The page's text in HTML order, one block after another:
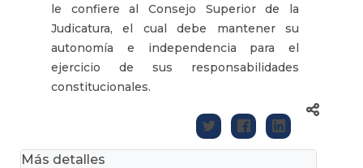
le confiere al Consejo Superior de la
Judicatura, el cual debe mantener su
autonomía e independencia para el
ejercicio de sus responsabilidades
constitucionales.
Más detalles